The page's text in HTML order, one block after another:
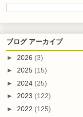
ブログ アーカイブ
► 2026 (3)
► 2025 (15)
► 2024 (25)
► 2023 (122)
► 2022 (125)